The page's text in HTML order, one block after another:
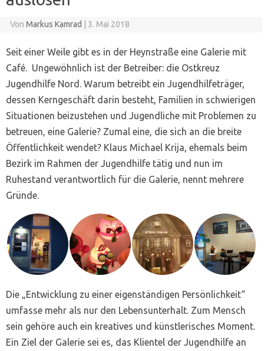
Von Markus Kamrad 3. Mai 2018
Seit einer Weile gibt es in der Heynstraße eine Galerie mit
Café. Ungewöhnlich ist der Betreiber: die Ostkreuz
Jugendhilfe Nord. Warum betreibt ein Jugendhilfeträger,
dessen Kerngeschäft darin besteht, Familien in schwierigen
Situationen beizustehen und Jugendliche mit Problemen zu
betreuen, eine Galerie? Zumal eine, die sich an die breite
Öffentlichkeit wendet? Klaus Michael Krija, ehemals beim
Bezirk im Rahmen der Jugendhilfe tätig und nun im
Ruhestand verantwortlich für die Galerie, nennt mehrere
Gründe.
Die „Entwicklung zu einer eigenständigen Persönlichkeit“
umfasse mehr als nur den Lebensunterhalt. Zum Mensch
sein gehöre auch ein kreatives und künstlerisches Moment.
Ein Ziel der Galerie sei es, das Klientel der Jugendhilfe an